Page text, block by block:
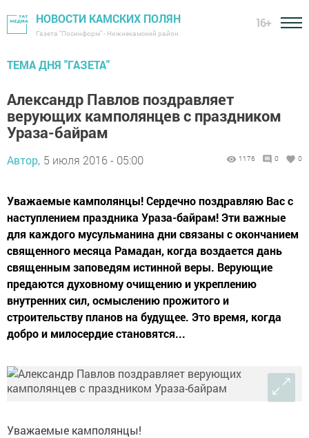
НОВОСТИ КАМСКИХ ПОЛЯН
Газета "Посинформ" - Нижнекамский район
16+
ТЕМА ДНЯ "ГАЗЕТА"
Александр Павлов поздравляет
верующих камполянцев с праздником
Ураза-байрам
Автор, 5 июля 2016 - 05:00 1176 0 0
Уважаемые камполянцы! Сердечно поздравляю Вас с
наступлением праздника Ураза-байрам! Эти важные
для каждого мусульманина дни связаны с окончанием
священного месяца Рамадан, когда воздается дань
священным заповедям истинной веры. Верующие
предаются духовному очищению и укреплению
внутренних сил, осмыслению прожитого и
строительству планов на будущее. Это время, когда
добро и милосердие становятся...
Уважаемые камполянцы!